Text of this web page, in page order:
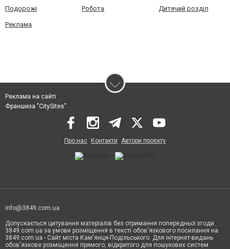
Подорожі Робота Дитячий розділ
Реклама
Реклама на сайті
Франшиза "CitySites"
Про нас Контакти Автори проєкту
info@3849.com.ua
Допускається цитування матеріалів без отримання попередньої згоди
3849.com.ua за умови розміщення в тексті обов'язкового посилання на
3849.com.ua - Сайт міста Кам'янця-Подільського. Для інтернет-видань
обов'язкове розміщення прямого, відкритого для пошукових систем